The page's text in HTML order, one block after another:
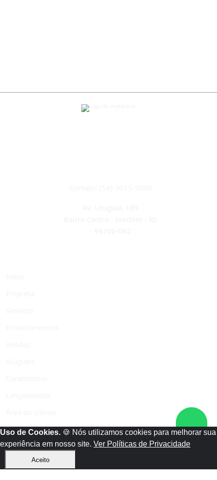
Políticas de privacidade
Contato
Uso de Cookies. 🍪 Nós utilizamos cookies para melhorar sua
experiência em nosso site. Ver Políticas de Privacidade
Aceito